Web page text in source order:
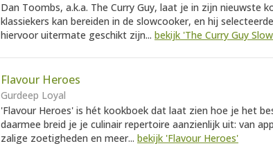
Dan Toombs, a.k.a. The Curry Guy, laat je in zijn nieuwste
klassiekers kan bereiden in de slowcooker, en hij
hiervoor uitermate geschikt zijn... bekijk 'The Curry Guy
Flavour Heroes
Gurdeep Loyal
'Flavour Heroes' is hét kookboek dat laat zien hoe je het
daarmee breid je je culinair repertoire aanzienlijk uit: van
zalige zoetigheden en meer... bekijk 'Flavour Heroes'